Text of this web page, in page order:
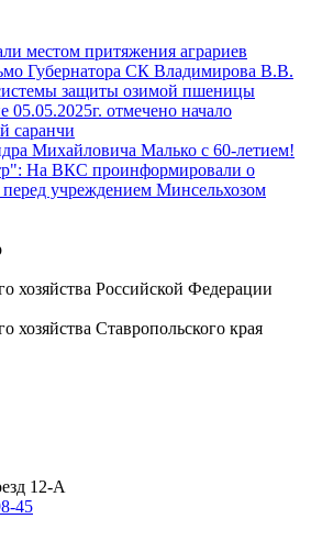
местом притяжения аграриев
Губернатора СК Владимирова В.В.
защиты озимой пшеницы
отмечено начало
саранчи
Михайловича Малько с 60-летием!
На ВКС проинформировали о
перед учреждением Минсельхозом
хозяйства Российской Федерации
хозяйства Ставропольского края
12-А
45